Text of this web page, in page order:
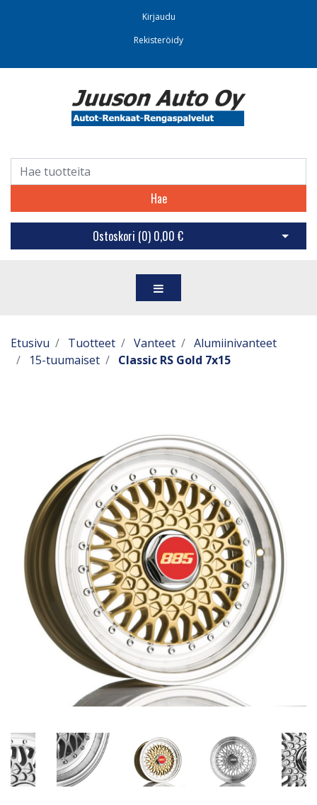
Kirjaudu
Rekisteröidy
Hae
Ostoskori (0) 0,00 € Avaa
Etusivu Tuotteet Vanteet
Alumiinivanteet
15-tuumaiset
Classic RS Gold 7x15